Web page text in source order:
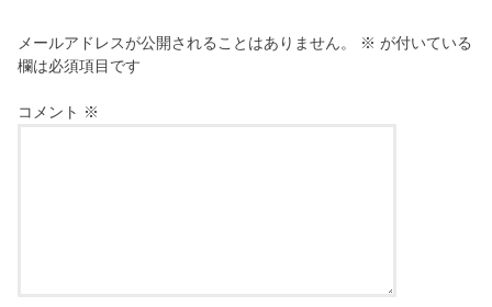
メールアドレスが公開されることはありません。 ※ が付いている
欄は必須項目です
コメント ※